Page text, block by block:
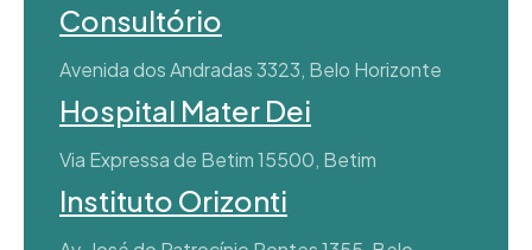
Consultório
Avenida dos Andradas 3323, Belo Horizonte
Hospital Mater Dei
Via Expressa de Betim 15500, Betim
Instituto Orizonti